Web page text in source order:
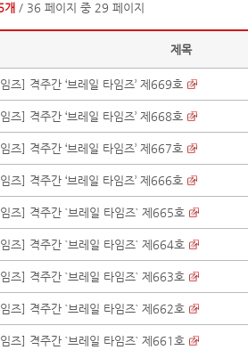
개 / 36 페이지 중 29 페이지
제목
즈] 격주간 ‘브레일 타임즈’ 제669호
즈] 격주간 ‘브레일 타임즈’ 제668호
즈] 격주간 ‘브레일 타임즈’ 제667호
즈] 격주간 ‘브레일 타임즈’ 제666호
즈] 격주간 `브레일 타임즈` 제665호
즈] 격주간 `브레일 타임즈` 제664호
즈] 격주간 `브레일 타임즈` 제663호
즈] 격주간 `브레일 타임즈` 제662호
즈] 격주간 `브레일 타임즈` 제661호